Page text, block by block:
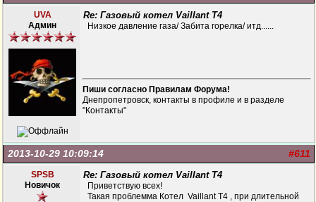
UVA
Админ
Re: Газовый котел Vaillant T4
Низкое давление газа/ Забита горелка/ итд......
Пиши согласно Правилам Форума!
Днепропетровск, контакты в профиле и в разделе
"Контакты"
#611
2013-10-29 10:09:14
SPSB
Новичок
Re: Газовый котел Vaillant T4
Приветствую всех!
Такая проблемма Котел Vaillant Т4 , при длительной